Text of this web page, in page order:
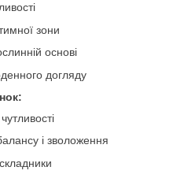
зони
основі
догляду
і зволоження